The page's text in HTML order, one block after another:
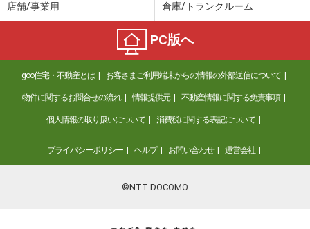
店舗/事業用 倉庫/トランクルーム
PC版へ
goo住宅・不動産とは お客さまご利用端末からの情報の外部送信について
物件に関するお問合せの流れ 情報提供元 不動産情報に関する免責事項
個人情報の取り扱いについて 消費税に関する表記について
プライバシーポリシー ヘルプ お問い合わせ 運営会社
©NTT DOCOMO